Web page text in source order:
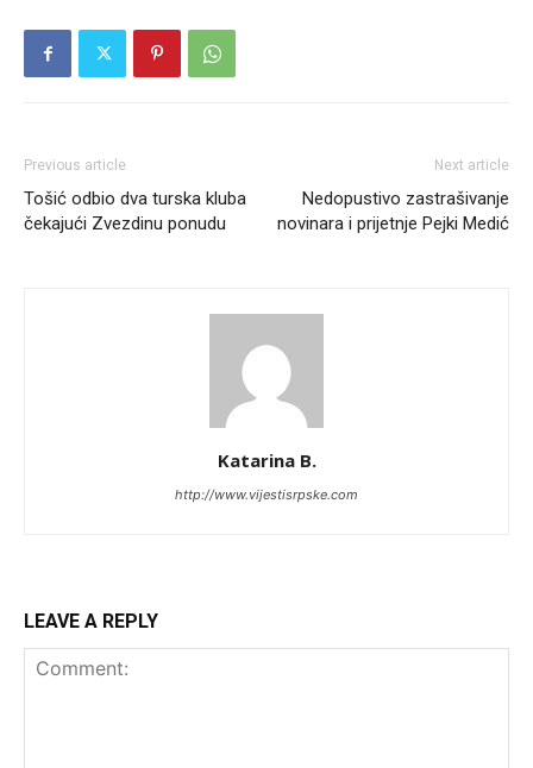
Previous article
Tošić odbio dva turska kluba
čekajući Zvezdinu ponudu
Next article
Nedopustivo zastrašivanje
novinara i prijetnje Pejki Medić
Katarina B.
http://www.vijestisrpske.com
LEAVE A REPLY